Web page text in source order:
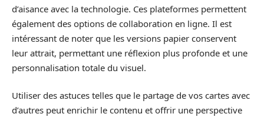
d’aisance avec la technologie. Ces plateformes permettent
également des options de collaboration en ligne. Il est
intéressant de noter que les versions papier conservent
leur attrait, permettant une réflexion plus profonde et une
personnalisation totale du visuel.
Utiliser des astuces telles que le partage de vos cartes avec
d’autres peut enrichir le contenu et offrir une perspective